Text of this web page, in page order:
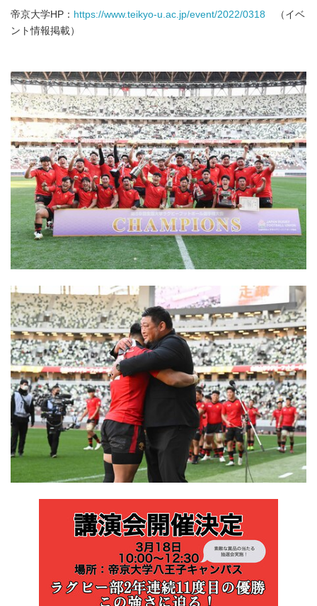
帝京大学HP： https://www.teikyo-u.ac.jp/event/2022/0318 （イベ
ント情報掲載）